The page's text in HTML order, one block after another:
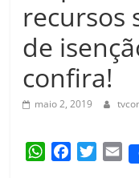
recursos
de
confira!
maio 2, 2019
W
E